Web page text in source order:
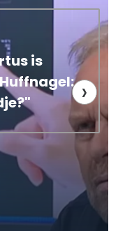
abortus in
Leiden:
›